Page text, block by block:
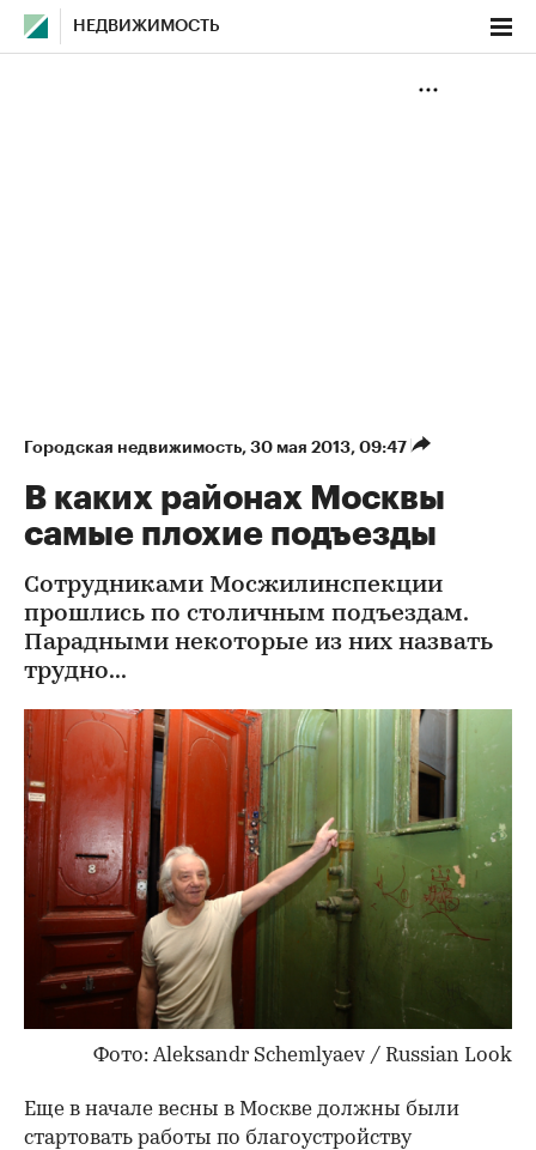
НЕДВИЖИМОСТЬ
Городская недвижимость⁠, 30 мая 2013, 09:47
В каких районах Москвы
самые плохие подъезды
Сотрудниками Мосжилинспекции
прошлись по столичным подъездам.
Парадными некоторые из них назвать
трудно...
Фото: Aleksandr Schemlyaev / Russian Look
Еще в начале весны в Москве должны были
стартовать работы по благоустройству